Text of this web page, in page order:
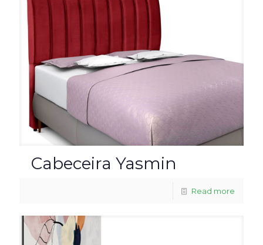
Cabeceira Yasmin
Read more